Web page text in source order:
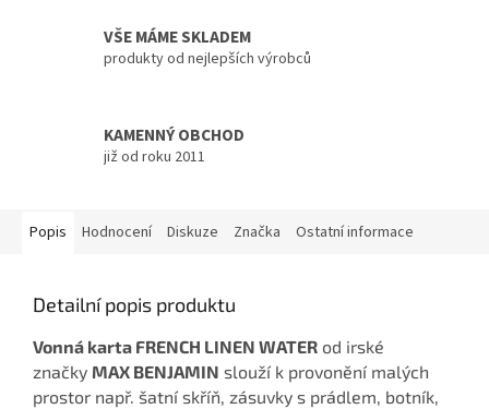
VŠE MÁME SKLADEM
produkty od nejlepších výrobců
KAMENNÝ OBCHOD
již od roku 2011
Popis Hodnocení Diskuze Značka Ostatní informace
Detailní popis produktu
Vonná karta FRENCH LINEN WATER od irské
značky MAX BENJAMIN slouží k provonění malých
prostor např. šatní skříň, zásuvky s prádlem, botník,